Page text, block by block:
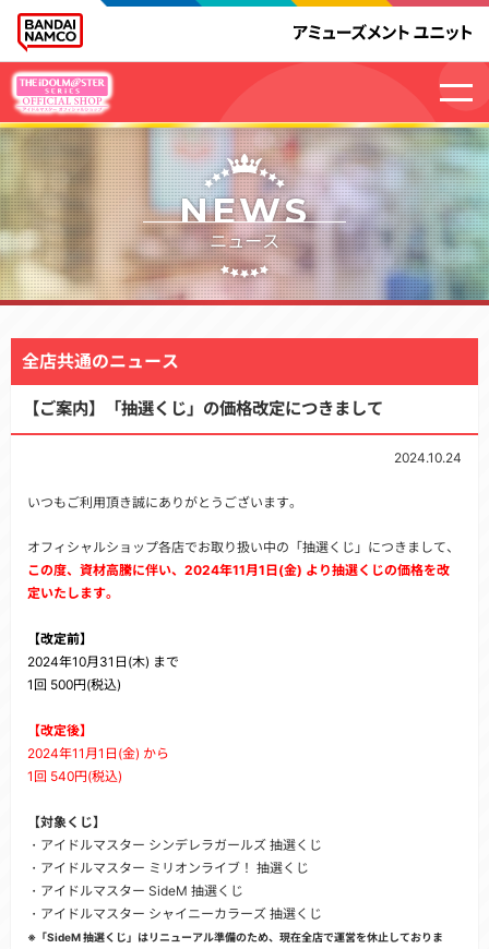
NEWS
ニュース
全店共通のニュース
【ご案内】「抽選くじ」の価格改定につきまして
2024.10.24
いつもご利用頂き誠にありがとうございます。
オフィシャルショップ各店でお取り扱い中の「抽選くじ」につきまして、
この度、資材高騰に伴い、2024年11月1日(金) より抽選くじの価格を改
定いたします。
【改定前】
2024年10月31日(木) まで
1回 500円(税込)
【改定後】
2024年11月1日(金) から
1回 540円(税込)
【対象くじ】
・アイドルマスター シンデレラガールズ 抽選くじ
・アイドルマスター ミリオンライブ！ 抽選くじ
・アイドルマスター SideM 抽選くじ
・アイドルマスター シャイニーカラーズ 抽選くじ
※「SideM 抽選くじ」はリニューアル準備のため、現在全店で運営を休止しておりま